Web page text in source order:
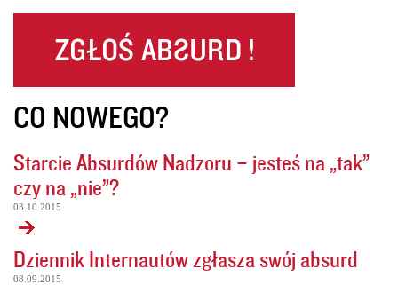
CO NOWEGO?
Starcie Absurdów Nadzoru – jesteś na „tak”
czy na „nie”?
03.10.2015
Dziennik Internautów zgłasza swój absurd
08.09.2015